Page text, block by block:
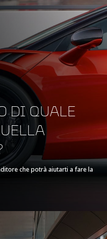
V8, 3.8L
Turbochargers,
Electric Motor
DI QUALE
che potrà aiutarti a fare la